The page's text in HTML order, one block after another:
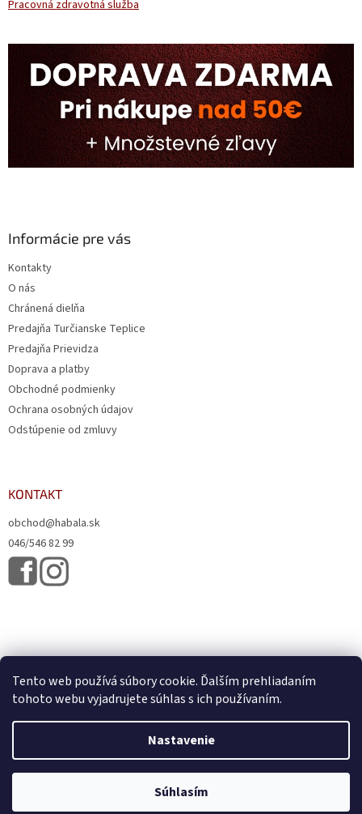
Tento web používá súbory cookie. Ďalším prehliadaním
tohoto webu vyjadrujete súhlas s ich používaním.
Nastavenie
Súhlasím
Pracovná zdravotná služba
Informácie pre vás
Kontakty
O nás
Chránená dielňa
Predajňa Turčianske Teplice
Predajňa Prievidza
Doprava a platby
Obchodné podmienky
Ochrana osobných údajov
Odstúpenie od zmluvy
KONTAKT
obchod@habala.sk
046/546 82 99
Copyright 2026HABALA, s.r.o.. Všetky práva vyhradené.Upraviť
nastavenie cookies